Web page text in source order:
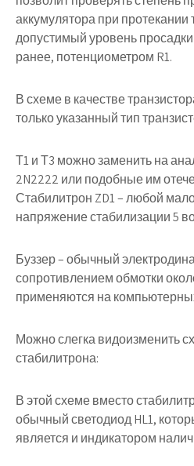
аккумулятора при протекании
допустимый уровень
ранее, потенциометром R1.
В схеме в качестве
только указанный тип
Т1иТ3 можно заменить на
2N2222 или подобные им
Стабилитрон ZD1– любой
напряжение стабилизации 5
Буззер– обычный
сопротивлением обмотки
применяются на
Можно слегка видоизменить
стабилитрона:
В этой схеме вместо
обычный светодиодHL1,
является и индикатором